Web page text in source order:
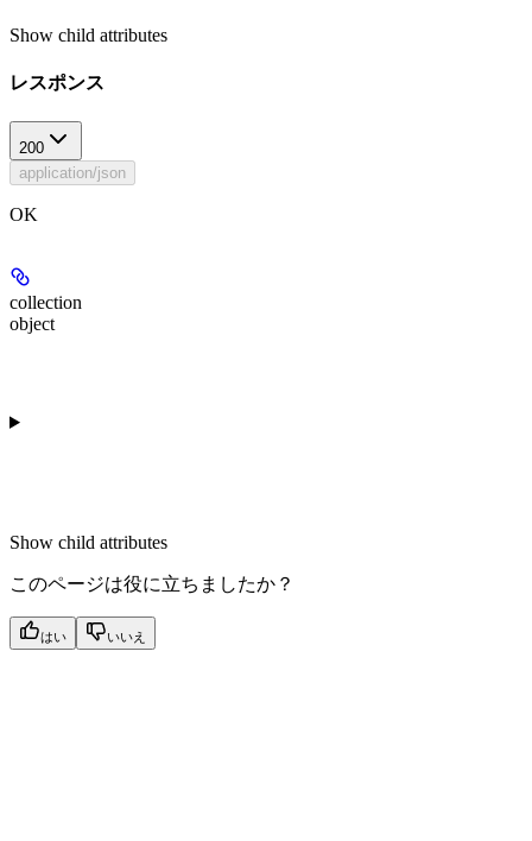
Show child attributes
レスポンス
200
application/json
OK
collection
object
Show child attributes
このページは役に立ちましたか？
はい いいえ